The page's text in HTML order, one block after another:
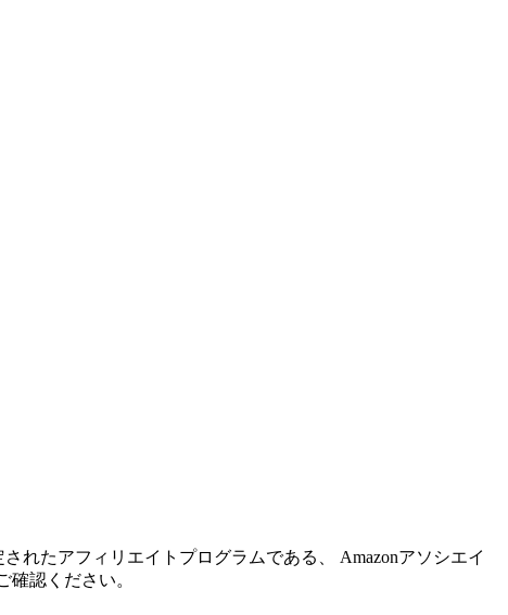
れたアフィリエイトプログラムである、 Amazonアソシエイ
確認ください。